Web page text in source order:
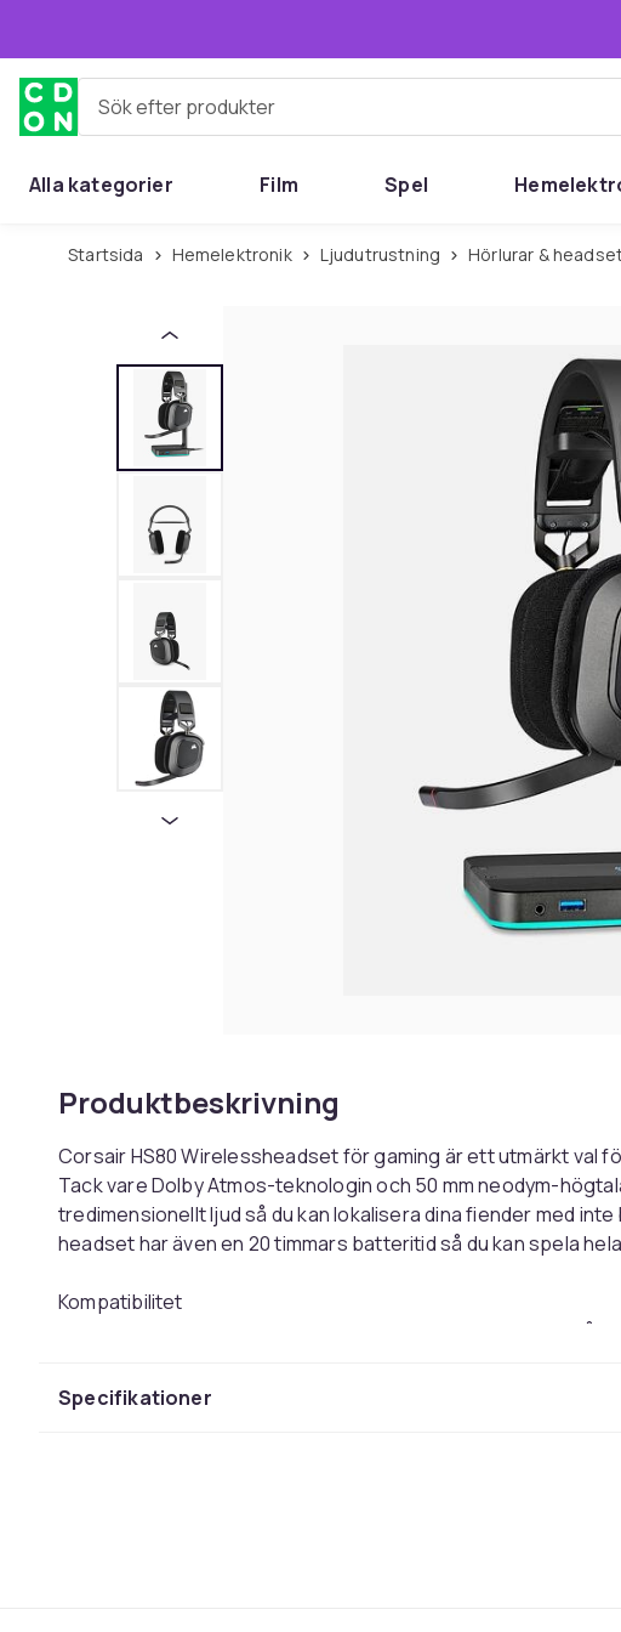
Sök efter produkter
Alla kategorier Film Spel
Startsida Hemelektronik Ljudutrustning Hörlurar &
Produktbeskrivning
Corsair HS80 Wirelessheadset för gaming är ett utmärkt val
Tack vare Dolby Atmos-teknologin och 50 mm neodym-
tredimensionellt ljud så du kan lokalisera dina fiender med
headset har även en 20 timmars batteritid så du kan spela
Kompatibilitet
Detta headset har framtagits specifikt med PS4 och PS5 i
krävs en trådlös adapter.
Specifikationer